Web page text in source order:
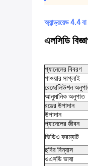
অ্যান্ড্রয়েড 4.4
এলসিডি
প্যানেলের বিবরণ
পাওয়ার সাপ্লাই
রেজোলিউশন
আনুমানিক অনুপাত
রঙের উপাদান
উপাদান
প্যানেলের জীবন
ভিডিও ফরম্যাট
ছবির বিন্যাস
ওএসডি ভাষা